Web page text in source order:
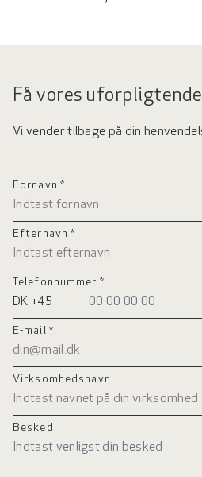
Få vores
Vi vender tilbage på din
Fornavn *
Efternavn *
Telefonnummer *
E-mail *
Virksomhedsnavn
Besked